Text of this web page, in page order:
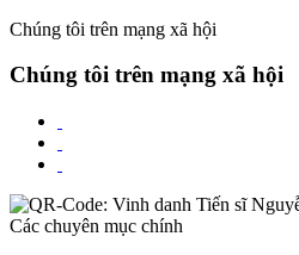
Chúng tôi trên mạng xã hội
Chúng tôi trên mạng xã hội
Các chuyên mục chính